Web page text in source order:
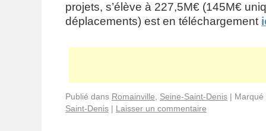
projets, s’élève à 227,5M€ (145M€
déplacements) est en téléchargement
Publié dans Romainville Seine-Saint-Denis | Marqué
Saint-Denis | Laisser un commentaire